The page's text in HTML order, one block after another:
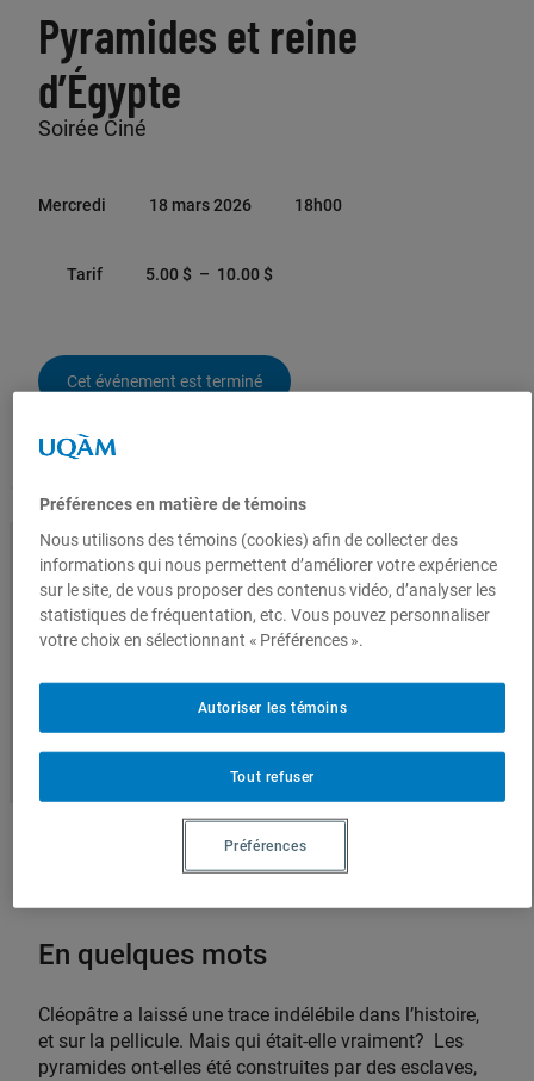
Je fais un don
Abonnez-vous à notre infolettre pour ne rien
M’inscrire
Pyramides et reine
d’Égypte
Soirée Ciné
Mercredi 18 mars 2026 18h00
Tarif 5.00$ – 10.00$P
d
x
:
5
0
$
1
0
.
0
0
Cet événement est terminé
Entrez dans la tête d’un chercheur
lorsqu’il profite d’une soirée cinéma.
En quelques mots
Cléopâtre a laissé une trace indélébile dans l’histoire,
et sur la pellicule. Mais qui était-elle vraiment? Les
pyramides ont-elles été construites par des esclaves,
Préférences en matière de témoins
Nous utilisons des témoins (cookies) afin de collecter des
informations qui nous permettent d’améliorer votre expérience
sur le site, de vous proposer des contenus vidéo, d’analyser les
statistiques de fréquentation, etc. Vous pouvez personnaliser
votre choix en sélectionnant « Préférences ».
Tout refuser
Autoriser les témoins
Préférences